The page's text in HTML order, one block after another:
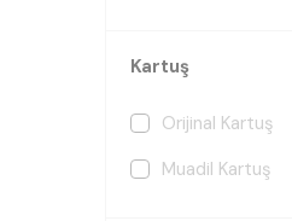
Kartuş
Orijinal Kartuş
Muadil Kartuş